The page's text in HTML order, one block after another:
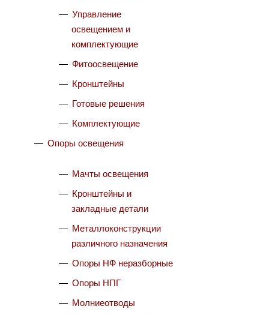
Управление
освещением и
комплектующие
Фитоосвещение
Кронштейны
Готовые решения
Комплектующие
Опоры освещения
Мачты освещения
Кронштейны и
закладные детали
Металлоконструкции
различного назначения
Опоры НФ неразборные
Опоры НПГ
Молниеотводы